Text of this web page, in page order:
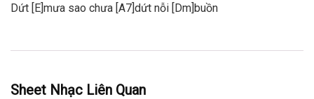
Dứt [E]mưa sao chưa [A7]dứt nỗi [Dm]buồn
Sheet Nhạc Liên Quan